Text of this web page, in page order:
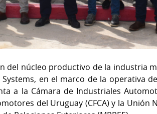
del núcleo productivo de la industria
en el marco de la operativa
a la Cámara de Industriales
del Uruguay (CFCA) y la Unión